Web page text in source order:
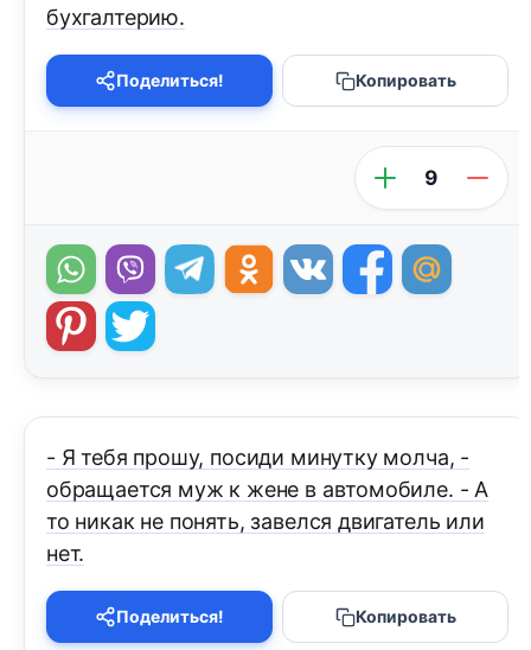
бухгалтерию.
Поделиться! Копировать
9
- Я тебя прошу, посиди минутку молча, -
обращается муж к жене в автомобиле. - А
то никак не понять, завелся двигатель или
нет.
Поделиться! Копировать